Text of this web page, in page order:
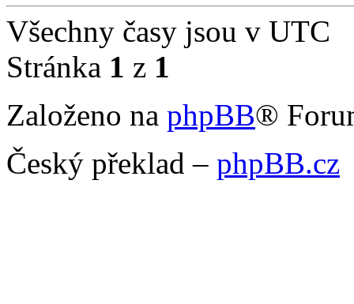
Všechny časy jsou v UTC
Stránka 1 z 1
Založeno na phpBB®
Český překlad – phpBB.cz